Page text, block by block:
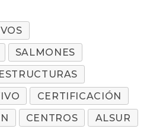
SALMONES
ESTRUCTURAS
CERTIFICACIÓN
CENTROS ALSUR